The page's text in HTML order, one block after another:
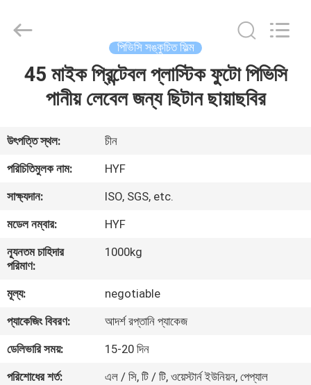
বাড়ি
ভিডিও
আমাদের
সম্পর্কে
ভ্রমণ
মান
নিয়ন্ত্রণ
Reserved.
পিভিসি সঙ্কুচিত ফিল্ম
45 মাইক প্রিন্টেবল প্লাস্টিক ফুটো পিভিসি
পানীয় লেবেল জন্য ছিটান ছায়াছবির
উৎপত্তি স্থল:
চীন
পরিচিতিমুলক নাম:
HYF
সাক্ষ্যদান:
ISO, SGS, etc.
মডেল নম্বার:
HYF
ন্যূনতম চাহিদার
পরিমাণ:
1000kg
মূল্য:
negotiable
প্যাকেজিং বিবরণ:
আদর্শ রপ্তানি প্যাকেজ
ডেলিভারি সময়:
15-20 দিন
পরিশোধের শর্ত:
এল / সি, টি / টি, ওয়েস্টার্ন ইউনিয়ন, পেপ্যাল